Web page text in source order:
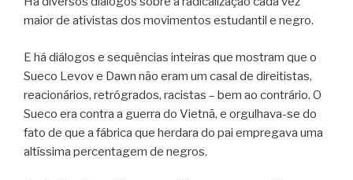
maior de ativistas dos movimentos estudantil e negro.
E há diálogos e sequências inteiras que mostram que o
Sueco Levov e Dawn não eram um casal de direitistas,
reacionários, retrógrados, racistas – bem ao contrário. O
Sueco era contra a guerra do Vietnã, e orgulhava-se do
fato de que a fábrica que herdara do pai empregava uma
altíssima percentagem de negros.